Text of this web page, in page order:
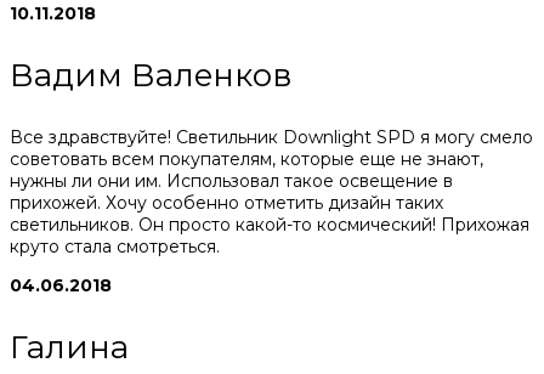
10.11.2018
Вадим Валенков
Все здравствуйте! Светильник Downlight SPD я могу смело
советовать всем покупателям, которые еще не знают,
нужны ли они им. Использовал такое освещение в
прихожей. Хочу особенно отметить дизайн таких
светильников. Он просто какой-то космический! Прихожая
круто стала смотреться.
04.06.2018
Галина